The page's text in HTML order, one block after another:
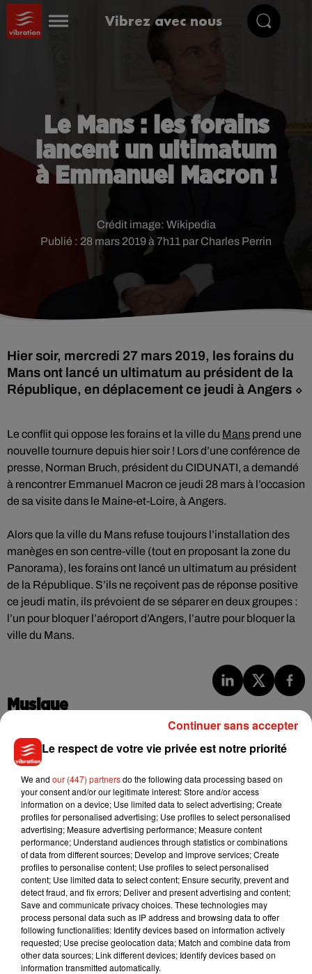
Vibrez avec nous
Le Mans : les forains
lancent un ultimatum
à Emmanuel Macron !
Publié : 28 mars 2019 à 7h11 par Charles Perrin
Crédit image: Wikipedia
Hier soir, mercredi 27 mars 2019, les forains du
Mans ont lancé un ultimatum au président de la
République, en déplacement ce jeudi à Angers ⬦
Le conflit qui oppose les forains et la ville du Mans prend une
nouvelle tournure depuis hier soir ! Lors d’une conférence de
presse, Norman Bruch, président du CIDUNATI, a demandé
à rencontrer Emmanuel Macron ce jeudi 28 mars à l’occasion
de sa visite dans le Maine-et-Loire, à Angers.
Alors que la ville du Mans refuse toujours l’installation des
manèges en son centre-ville (tout en proposant la zone du
Panorama), les forains ont lancé un ultimatum au président
de la République. S’ils ne reçoivent pas de réponse positive
ce jeudi matin, ils prévoient de se séparer en deux groupes :
l’un pour bloquer l’aéroport d’Angers, l’autre pour bloquer la
ville du Mans.
Musique
7 août 2026
Julien Lieb s’essaye à la vie de chatelain
7 août 2026
Madonna sort enfin le remix de « Love
Sensation » avec Kylie Minogue
Tayc et Didi B dévoilent le single le plus
dansant de l’année
Le respect de votre vie privée est notre priorité
We and our (447) partnersdo the following data processing based on
your consent and/or our legitimate interest: Store and/or access
information on a device; Use limited data to select advertising; Create
profiles for personalised advertising; Use profiles to select personalised
advertising; Measure advertising performance; Measure content
performance; Understand audiences through statistics or combinations
of data from different sources; Develop and improve services; Create
profiles to personalise content; Use profiles to select personalised
content; Use limited data to select content; Ensure security, prevent and
detect fraud, and fix errors; Deliver and present advertising and content;
Save and communicate privacy choices. These technologies may
process personal data such as IP address and browsing data to offer
following functionalities: Identify devices based on information actively
requested; Use precise geolocation data; Match and combine data from
other data sources; Link different devices; Identify devices based on
information transmitted automatically.
Continuer sans accepter